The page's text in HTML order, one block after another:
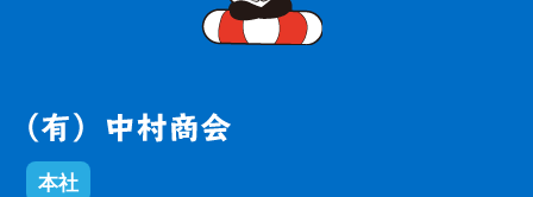
本社